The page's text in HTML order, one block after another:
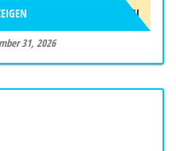
AD!2026/NEU
31, 2026